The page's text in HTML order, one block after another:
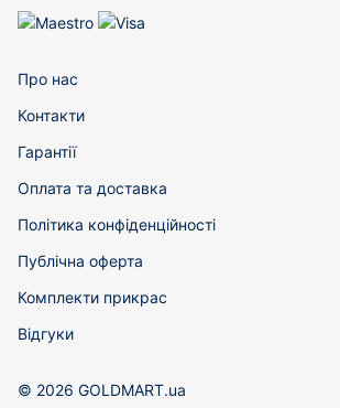
Про нас
Контакти
Гарантії
Оплата та доставка
Політика конфіденційності
Публічна оферта
Комплекти прикрас
Відгуки
© 2026 GOLDMART.ua